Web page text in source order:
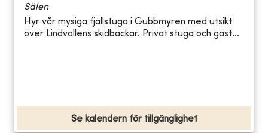
Sälen
Hyr vår mysiga fjällstuga i Gubbmyren med utsikt
över Lindvallens skidbackar. Privat stuga och gäst...
Se kalendern för tillgänglighet